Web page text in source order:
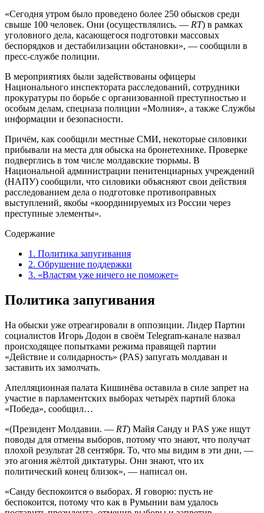
«Сегодня утром было проведено более 250 обысков среди
свыше 100 человек. Они (осуществлялись. — RT) в рамках
уголовного дела, касающегося подготовки массовых
беспорядков и дестабилизации обстановки», — сообщили в
пресс-службе полиции.
В мероприятиях были задействованы офицеры
Национального инспектората расследований, сотрудники
прокуратуры по борьбе с организованной преступностью и
особым делам, спецназа полиции «Молния», а также Службы
информации и безопасности.
Причём, как сообщили местные СМИ, некоторые силовики
прибывали на места для обыска на бронетехнике. Проверке
подверглись в том числе молдавские тюрьмы. В
Национальной администрации пенитенциарных учреждений
(НАПУ) сообщили, что силовики объясняют свои действия
расследованием дела о подготовке противоправных
выступлений, якобы «координируемых из России через
преступные элементы».
Содержание
1. Политика запугивания
2. Обрушение поддержки
3. «Властям уже ничего не поможет»
Политика запугивания
На обыски уже отреагировали в оппозиции. Лидер Партии
социалистов Игорь Додон в своём Telegram-канале назвал
происходящее попытками режима правящей партии
«Действие и солидарность» (PAS) запугать молдаван и
заставить их замолчать.
Апелляционная палата Кишинёва оставила в силе запрет на
участие в парламентских выборах четырёх партий блока
«Победа», сообщил…
«(Президент Молдавии. — RT) Майя Санду и PAS уже ищут
поводы для отмены выборов, потому что знают, что получат
плохой результат 28 сентября. То, что мы видим в эти дни, —
это агония жёлтой диктатуры. Они знают, что их
политический конец близок», — написал он.
«Санду беспокоится о выборах. Я говорю: пусть не
беспокоится, потому что как в Румынии вам удалось